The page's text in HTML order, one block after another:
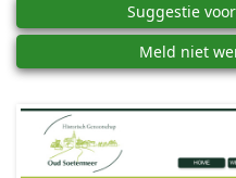
Suggestie
Meld niet